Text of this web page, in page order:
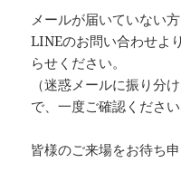
メールが届いていない
LINEのお問い合わせよ
らせください。
（迷惑メールに振り分
で、一度ご確認ください
皆様のご来場をお待ち